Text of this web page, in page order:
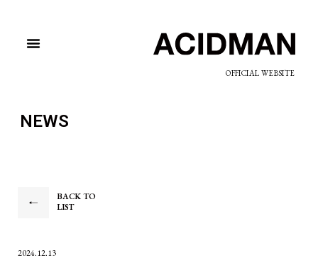
OFFICIAL WEBSITE
NEWS
BACK TO
LIST
2024.12.13